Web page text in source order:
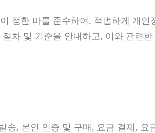
정한 바를 준수하여, 적법하게 개인
차 및 기준을 안내하고, 이와 관련
송, 본인 인증 및 구매, 요금 결제, 요